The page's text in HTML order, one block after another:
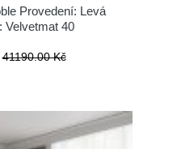
Provedení: Levá
Velvetmat 40
41190.00 Kč